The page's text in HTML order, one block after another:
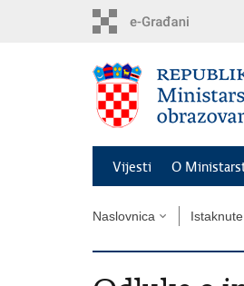
Vijesti O
Naslovnica